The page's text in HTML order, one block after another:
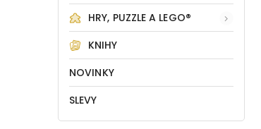
HRY, PUZZLE A LEGO®
KNIHY
NOVINKY
SLEVY